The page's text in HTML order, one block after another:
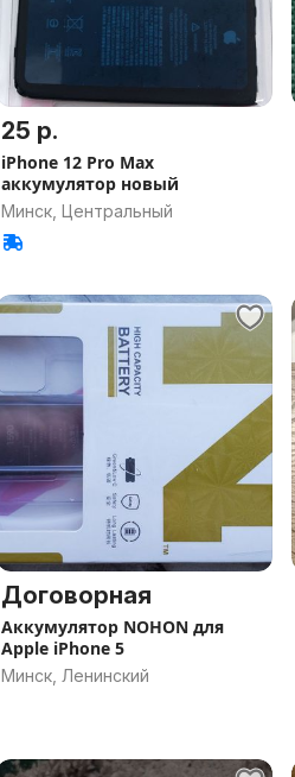
25 р.
iPhone 12 Pro Max
аккумулятор новый
Минск, Центральный
Договорная
Аккумулятор NOHON для
Apple iPhone 5
Минск, Ленинский